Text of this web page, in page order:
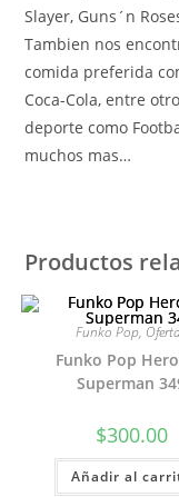
Slayer, Guns´n
Tambien nos
comida preferida
Coca-Cola, entre
deporte como
muchos mas…
Productos
Funko Pop,
Funko Pop
Superman
$300.00
Añadir al